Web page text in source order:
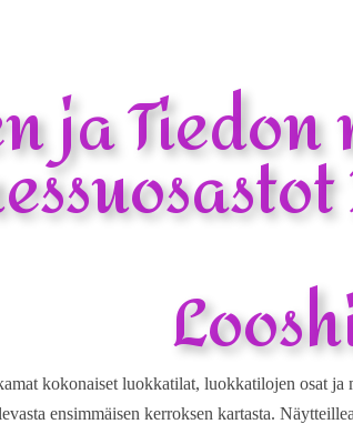
ja Tiedon
kokonaiset luokkatilat, luokkatilojen osat
ensimmäisen kerroksen kartasta.